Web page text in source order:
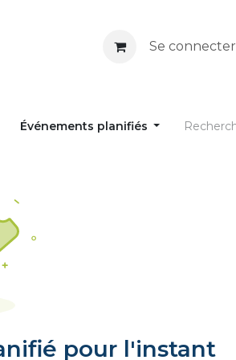
Se connecter
Événements planifiés
pour l'instant